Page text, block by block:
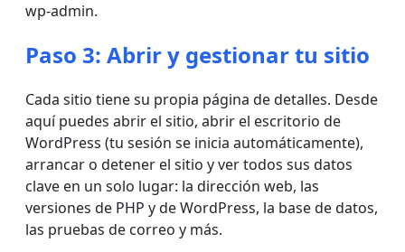
wp-admin.
Paso 3: Abrir y gestionar tu sitio
Cada sitio tiene su propia página de detalles. Desde
aquí puedes abrir el sitio, abrir el escritorio de
WordPress (tu sesión se inicia automáticamente),
arrancar o detener el sitio y ver todos sus datos
clave en un solo lugar: la dirección web, las
versiones de PHP y de WordPress, la base de datos,
las pruebas de correo y más.